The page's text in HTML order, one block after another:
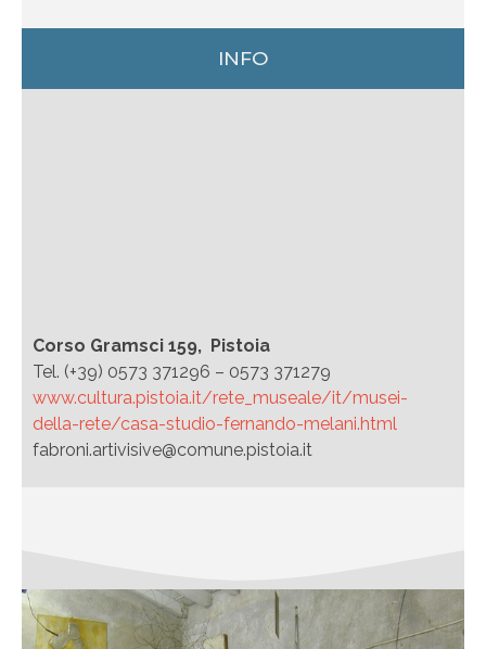
INFO
Corso Gramsci 159, Pistoia
Tel. (+39) 0573 371296 – 0573 371279
www.cultura.pistoia.it/rete_museale/it/musei-
della-rete/casa-studio-fernando-melani.html
fabroni.artivisive@comune.pistoia.it